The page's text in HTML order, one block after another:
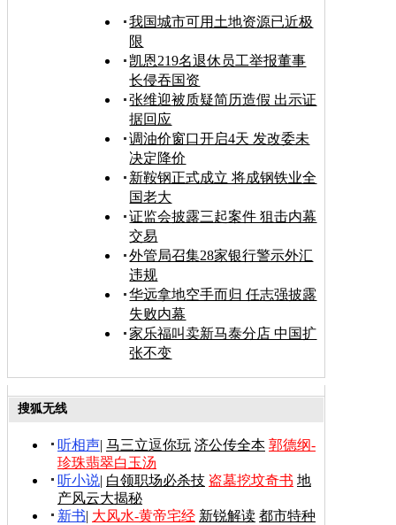
我国城市可用土地资源已近极
限
凯恩219名退休员工举报董事
长侵吞国资
张维迎被质疑简历造假 出示证
据回应
调油价窗口开启4天 发改委未
决定降价
新鞍钢正式成立 将成钢铁业全
国老大
证监会披露三起案件 狙击内幕
交易
外管局召集28家银行警示外汇
违规
华远拿地空手而归 任志强披露
失败内幕
家乐福叫卖新马泰分店 中国扩
张不变
搜狐无线
听相声| 马三立逗你玩 济公传全本 郭德纲-
珍珠翡翠白玉汤
听小说| 白领职场必杀技 盗墓挖坟奇书 地
产风云大揭秘
新书| 大风水-黄帝宅经 新锐解读 都市特种